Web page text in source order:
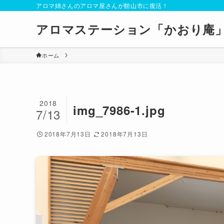
アロマ姉さんのアロマ屋さんが館山市に復活！
アロマステーション「かおり庵
ホーム
img_7986-1.jpg
2018
7/13
2018年7月13日 2018年7月13日